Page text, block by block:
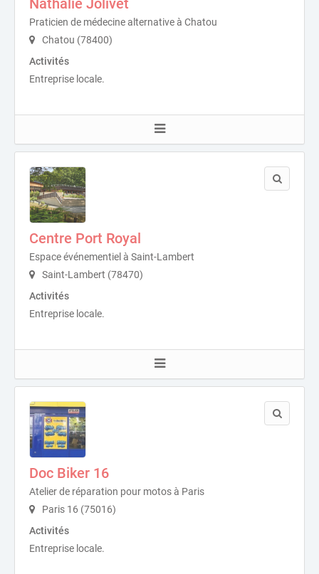
Nathalie Jolivet
Praticien de médecine alternative à Chatou
Chatou (78400)
Activités
Entreprise locale.
Centre Port Royal
Espace événementiel à Saint-Lambert
Saint-Lambert (78470)
Activités
Entreprise locale.
Doc Biker 16
Atelier de réparation pour motos à Paris
Paris 16 (75016)
Activités
Entreprise locale.